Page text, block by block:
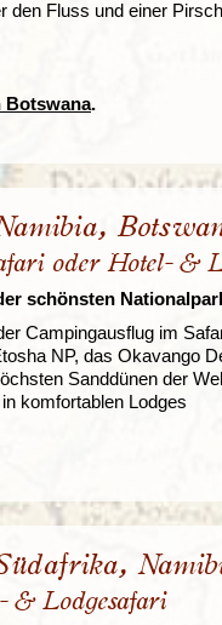
den Fluss und einer
Botswana.
oder Hotel- &
schönsten
Campingausflug im
NP, das Okavango
Sanddünen der
komfortablen Lodges
& Lodgesafari